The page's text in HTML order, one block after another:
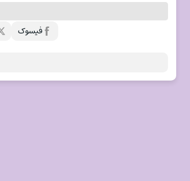
فیسوک